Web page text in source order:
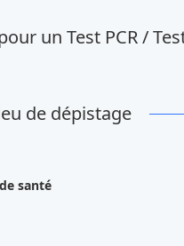
un Test PCR /
de dépistage
santé